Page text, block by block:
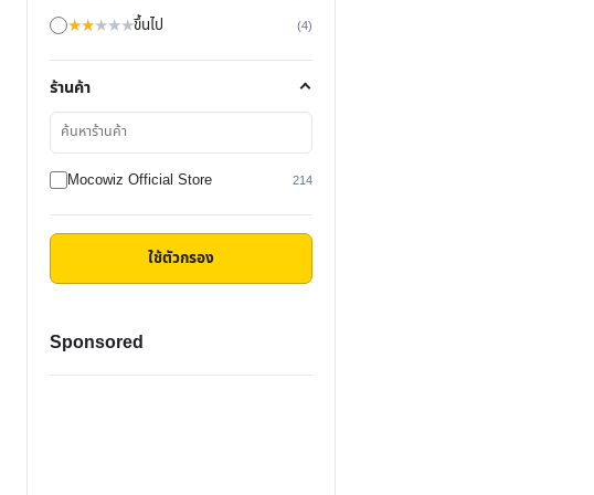
★★★★★ขึ้นไป (4)
ร้านค้า
ค้นหา
ร้าน
ค้าMocowiz Official Store 214
ใช้ตัวกรอง
Sponsored